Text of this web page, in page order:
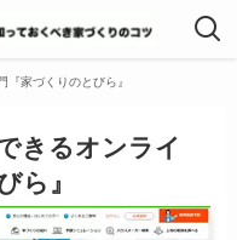
家づくりのとびら』
きるオンライ
ら』